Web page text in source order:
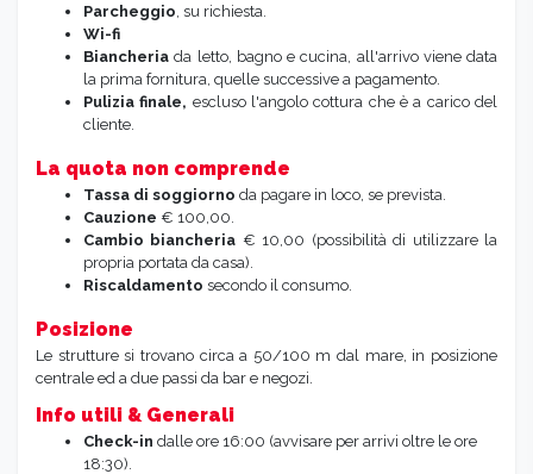
Parcheggio , su richiesta.
Wi-fi
Biancheria da letto, bagno e cucina, all'arrivo viene data
la prima fornitura, quelle successive a pagamento.
Pulizia finale, escluso l'angolo cottura che è a carico del
cliente.
La quota non comprende
Tassa di soggiorno da pagare in loco, se prevista.
Cauzione € 100,00.
Cambio biancheria € 10,00 (possibilità di utilizzare la
propria portata da casa).
Riscaldamento secondo il consumo.
Posizione
Le strutture si trovano circa a 50/100 m dal mare, in posizione
centrale ed a due passi da bar e negozi.
Info utili & Generali
Check-in dalle ore 16:00 (avvisare per arrivi oltre le ore
18:30).